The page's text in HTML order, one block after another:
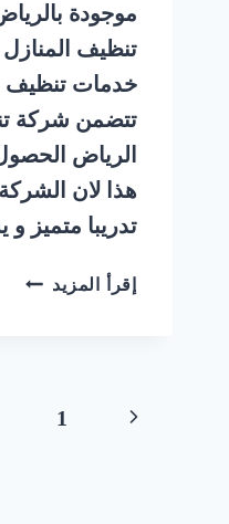
موجودة
تنظيف
خدمات تنظيف
تتضمن شركة
الرياض
هذا لان
تدريبا متميز
إقرأ المزيد شركة
تنقلالصفحة 1